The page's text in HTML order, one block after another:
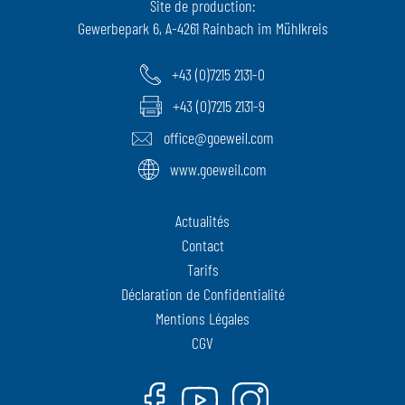
Site de production:
Gewerbepark 6, A-4261 Rainbach im Mühlkreis
+43 (0)7215 2131-0
+43 (0)7215 2131-9
office@goeweil.com
www.goeweil.com
Actualités
Contact
Tarifs
Déclaration de Confidentialité
Mentions Légales
CGV